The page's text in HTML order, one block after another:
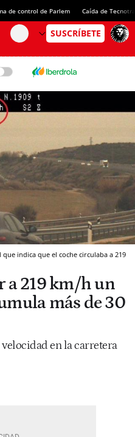
de control de Parlem Caída de
indica que el coche circulaba a 219
a 219 km/h un
más de 30
velocidad en la carretera